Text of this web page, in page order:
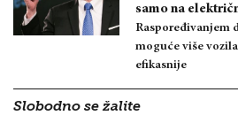
samo na
Raspoređivanjem
moguće više
efikasnije
Slobodno se žalite